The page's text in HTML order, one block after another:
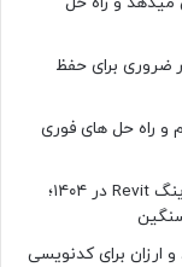
از هک شدن لپ تاپ؛ 10 راهکار ضروری برای حفظ
کند می شود؟ ۷ دلیل مهم و راه حل های فوری
راهنمای خرید لپ تاپ مخصوص معماری و رندرینگ Revit در ۱۴۰۴؛
| ۱۰ مدل قدرتمند و ارزان برای کدنویسی